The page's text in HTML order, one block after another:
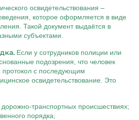
освидетельствования –
которое оформляется в виде
Такой документ выдаётся в
субъектами.
Если у сотрудников полиции или
подозрения, что человек
с последующим
освидетельствование. Это
транспортных происшествиях;
порядка;